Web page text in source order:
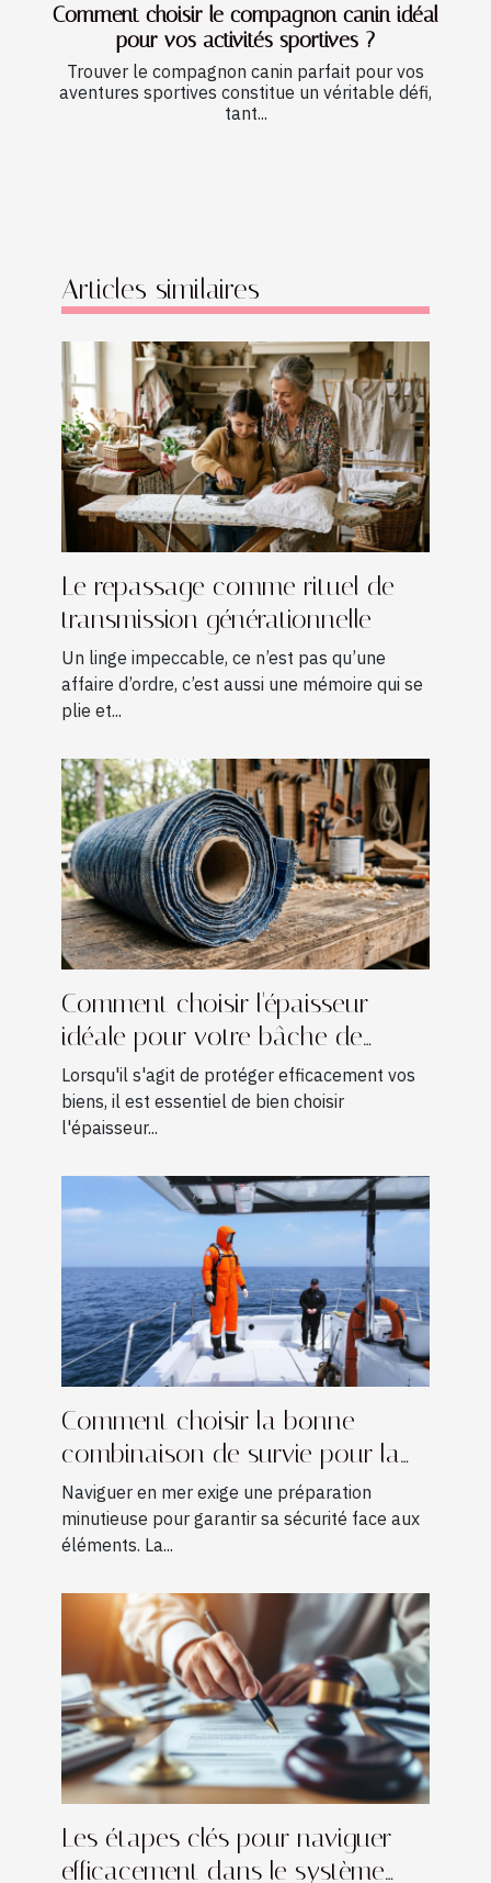
Comment choisir le compagnon canin idéal
pour vos activités sportives ?
Trouver le compagnon canin parfait pour vos
aventures sportives constitue un véritable défi,
tant...
Articles similaires
Le repassage comme rituel de
transmission générationnelle
Un linge impeccable, ce n’est pas qu’une
affaire d’ordre, c’est aussi une mémoire qui se
plie et...
Comment choisir l'épaisseur
idéale pour votre bâche de
protection ?
Lorsqu'il s'agit de protéger efficacement vos
biens, il est essentiel de bien choisir
l'épaisseur...
Comment choisir la bonne
combinaison de survie pour la
navigation ?
Naviguer en mer exige une préparation
minutieuse pour garantir sa sécurité face aux
éléments. La...
Les étapes clés pour naviguer
efficacement dans le système